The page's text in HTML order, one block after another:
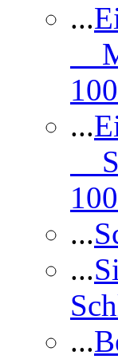
...
...
...
...
...